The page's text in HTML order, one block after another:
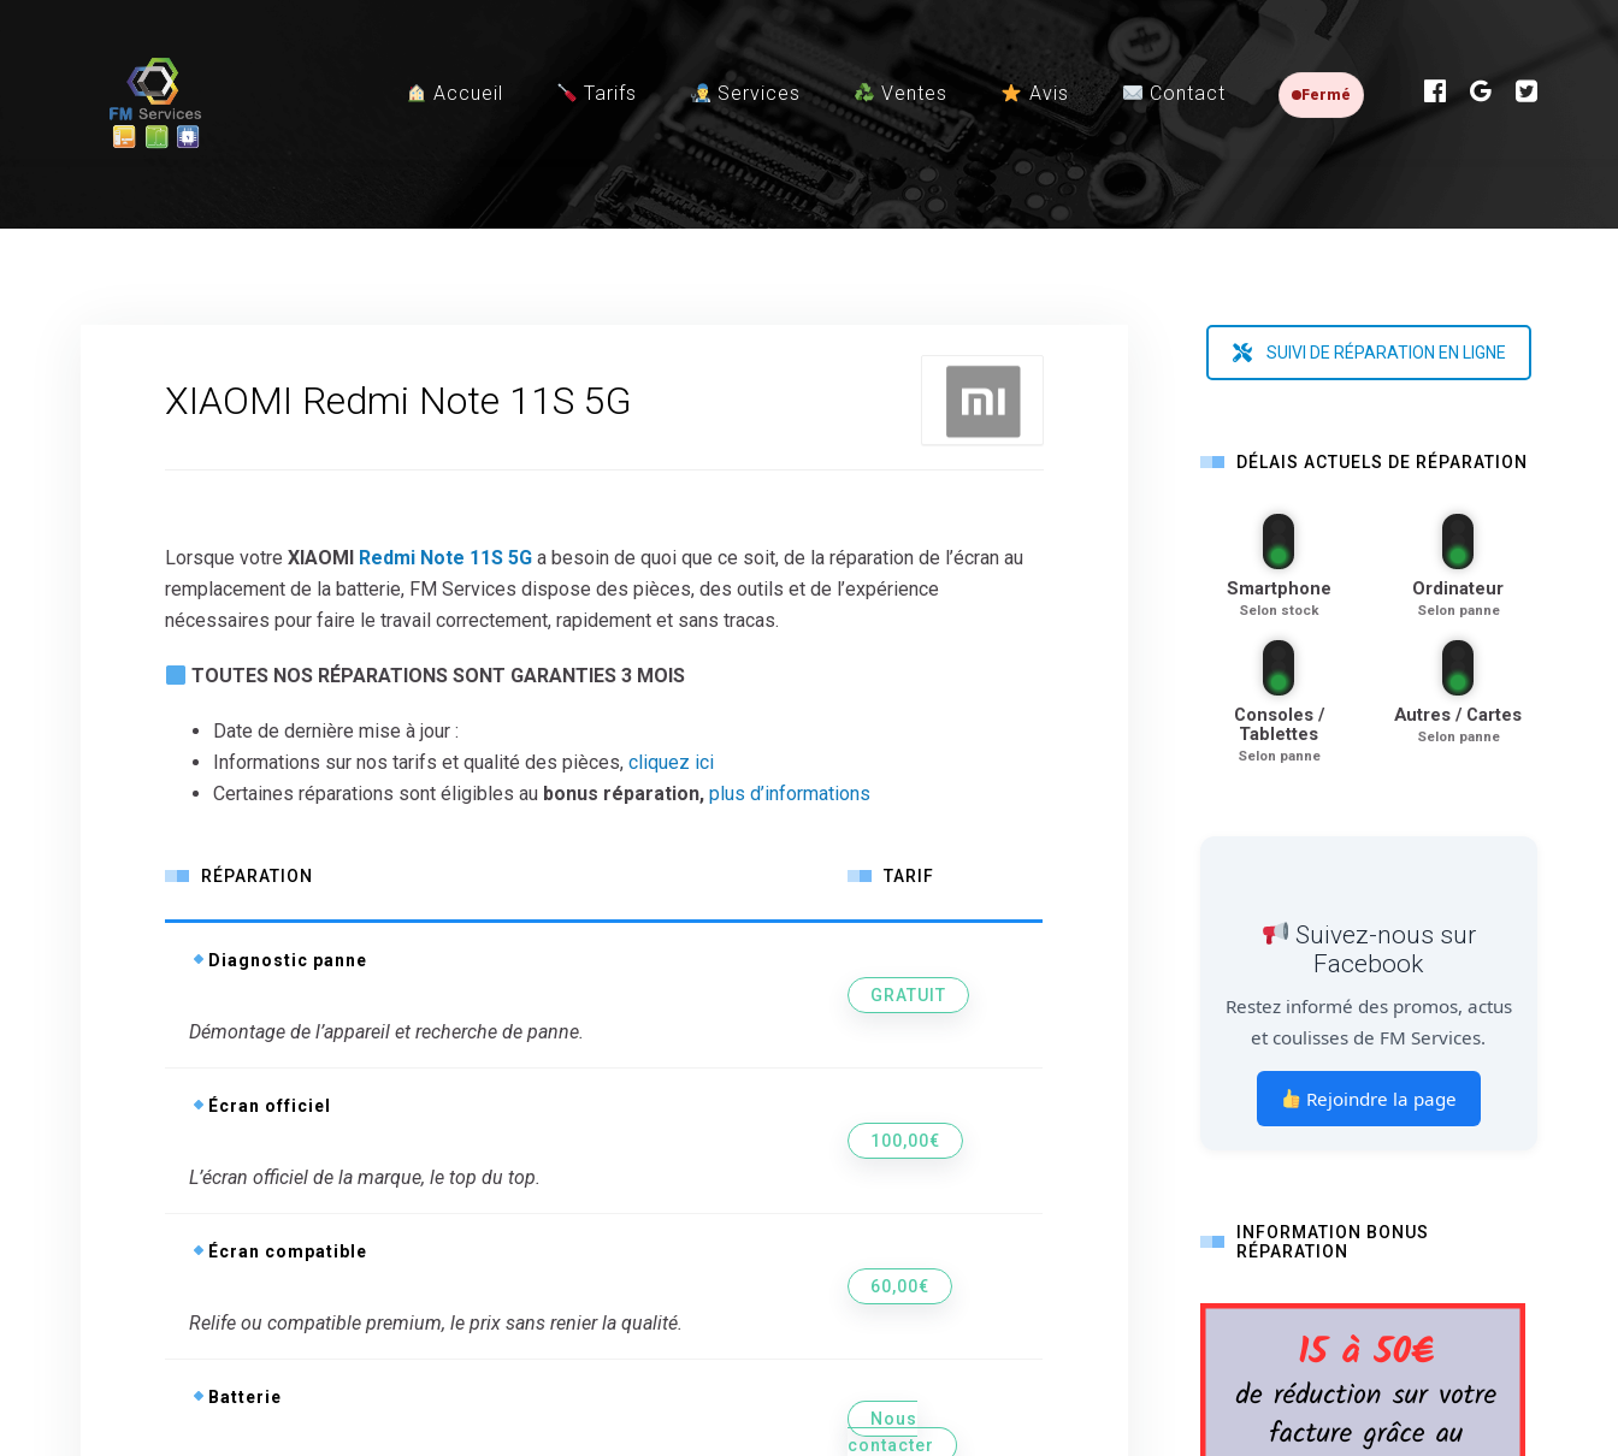
Accueil Tarifs Services Ventes Avis Contact Fermé
XIAOMI Redmi Note 11S 5G
Lorsque votreXIAOMI Redmi Note 11S 5G a besoin de quoi que ce soit, de la réparation de l’écran au
remplacement de la batterie, FM Services dispose des pièces, des outils et de l’expérience
nécessaires pour faire le travail correctement, rapidement et sans tracas.
TOUTES NOS RÉPARATIONS SONT GARANTIES 3 MOIS
Date de dernière mise à jour :
Informations sur nos tarifs et qualité des pièces,cliquez ici
Certaines réparations sont éligibles au bonus réparation, plus d’informations
RÉPARATION TARIF
Diagnostic panne
Démontage de l’appareil et recherche de panne.
GRATUIT
Écran officiel
L’écran officiel de la marque, le top du top.
100,00€
Écran compatible
Relife ou compatible premium, le prix sans renier la qualité.
60,00€
Batterie
Nous
contacter
SUIVI DE RÉPARATION EN LIGNE
DÉLAIS ACTUELS DE RÉPARATION
Smartphone
Selon stock
Ordinateur
Selon panne
Consoles /
Tablettes
Selon panne
Autres / Cartes
Selon panne
Suivez-nous sur
Facebook
Restez informé des promos, actus
et coulisses de FM Services.
Rejoindre la page
INFORMATION BONUS
RÉPARATION